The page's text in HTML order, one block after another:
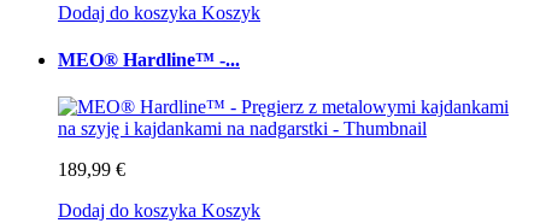
Dodaj do koszyka Koszyk
MEO® Hardline™ -...
189,99 €
Dodaj do koszyka Koszyk